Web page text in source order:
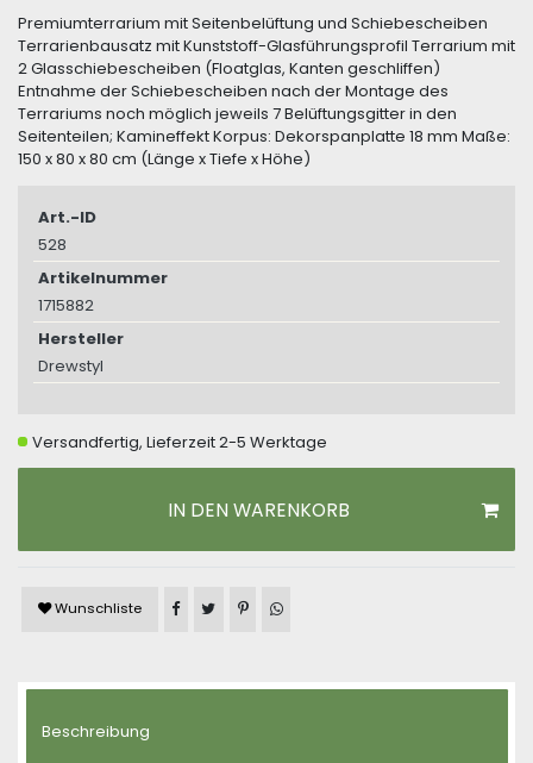
Premiumterrarium mit Seitenbelüftung und Schiebescheiben
Terrarienbausatz mit Kunststoff-Glasführungsprofil Terrarium mit
2 Glasschiebescheiben (Floatglas, Kanten geschliffen)
Entnahme der Schiebescheiben nach der Montage des
Terrariums noch möglich jeweils 7 Belüftungsgitter in den
Seitenteilen; Kamineffekt Korpus: Dekorspanplatte 18 mm Maße:
150 x 80 x 80 cm (Länge x Tiefe x Höhe)
Art.-ID
528
Artikelnummer
1715882
Hersteller
Drewstyl
Versandfertig, Lieferzeit 2-5 Werktage
IN DEN WARENKORB
Wunschliste Artikel auf Facebook teilen
Artikel auf Twitter teilen
Artikel auf Pinterest teilen
Artikel auf WhatsApp teilen
Beschreibung